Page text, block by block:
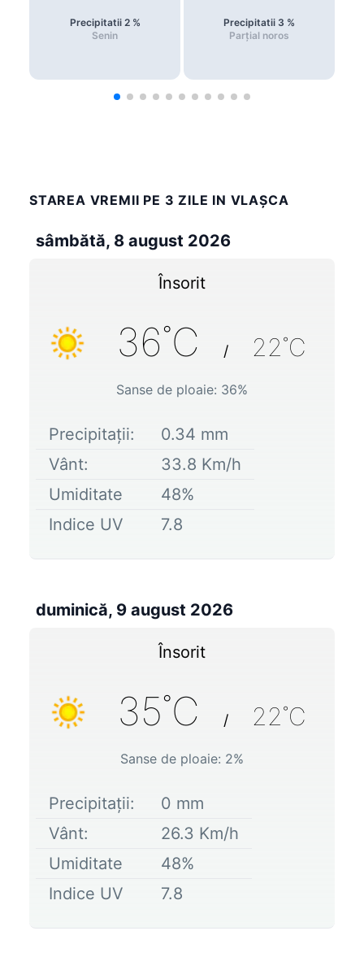
Precipitatii 2%
Senin
Precipitatii 3 %
Parțial noros
STAREA VREMII PE 3 ZILE IN VLAŞCA
sâmbătă, 8 august 2026
Însorit
36˚C / 22˚C
Sanse de ploaie: 36%
Precipitații: 0.34 mm
Vânt:
33.8 Km/h
Umiditate
48%
Indice UV
7.8
duminică, 9 august 2026
Însorit
35˚C / 22˚C
Sanse de ploaie: 2%
Precipitații: 0 mm
Vânt:
26.3 Km/h
Umiditate
48%
Indice UV
7.8